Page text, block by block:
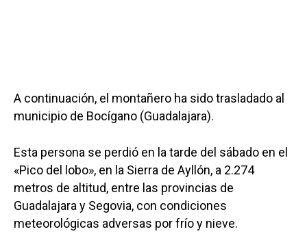
A continuación, el montañero ha sido trasladado al
municipio de Bocígano (Guadalajara).
Esta persona se perdió en la tarde del sábado en el
«Pico del lobo», en la Sierra de Ayllón, a 2.274
metros de altitud, entre las provincias de
Guadalajara y Segovia, con condiciones
meteorológicas adversas por frío y nieve.